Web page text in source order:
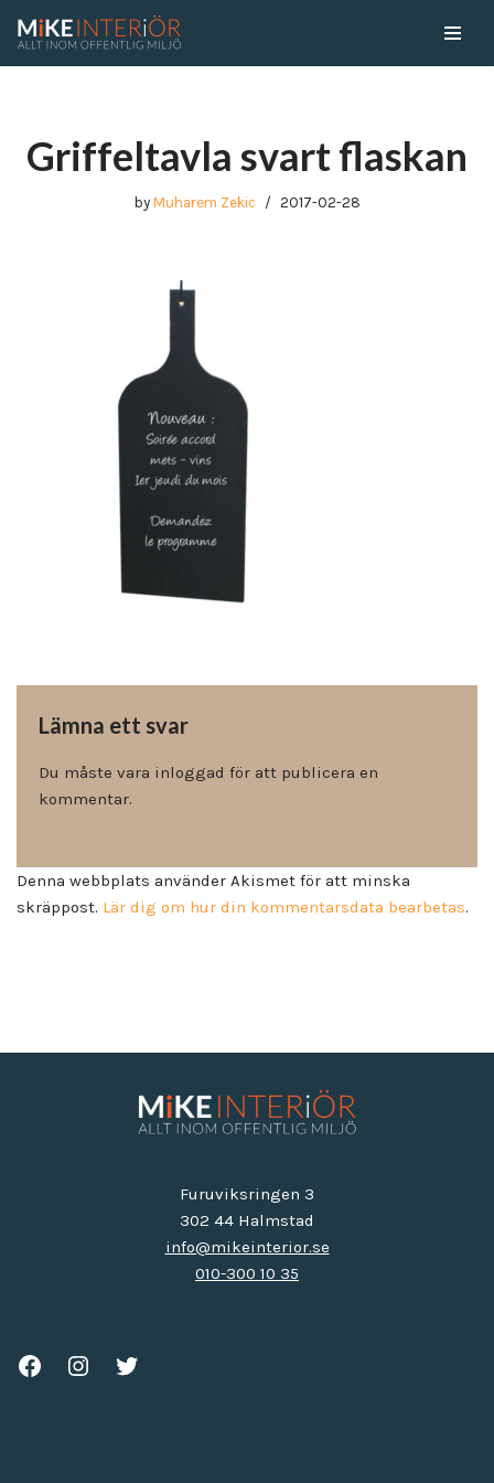
Griffeltavla svart flaskan
by Muharem Zekic 2017-02-28
Lämna ett svar
Du måste vara inloggad för att publicera en
kommentar.
Denna webbplats använder Akismet för att minska
skräppost. Lär dig om hur din kommentarsdata bearbetas.
Furuviksringen 3
302 44 Halmstad
info@mikeinterior.se
010-300 10 35